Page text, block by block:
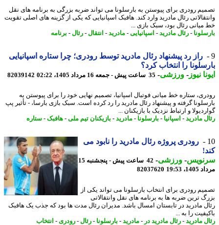
رودری برای پیوستن به بارسلونا می تواند ضربه بزرگی به برنامه های نقل
رئال مادرید وارد کند. هافبک اسپانیایی که یکی از گزینه های اصلی تقویت
رئال بود، سبک بازی ...
-رئال مادرید- اسپانیایی-مادرید- انتقال-رئال -برنامه
راز رد پیشنهاد رئال مادرید توسط رودری؛ چرا ستاره اسپانیایی
را انتخاب کرد؟
نیوز-ورزشی-35 ساعت پیش - جمعه 16 مرداد 1405، 02:22 82039142
ستاره خط میانی فوتبال اسپانیا، تصمیم نهایی خود را برای پیوستن به
گرفته و پیشنهاد رئال مادرید را رد کرده است. سبک بازی بارسا، - تأثیر پپ
و ارتباط نزدیک با بازیکنان ...
مادرید- اسپانیا-بارسلونا-مادرید- بازیکنان تیم ملی -هافبک-ستاره
رودری پروژه رئال مادرید را نابود می
-ورزشی-
42 ساعت پیش - پنجشنبه 15
19:53
82037620
رودری برای انتخاب بارسلونا می تواند یکی از
ترین ضربه ها به برنامه های نقل وانتقالاتی
مادرید در تابستان امسال باشد. مدیران رئال مدت ها بود که جذب یک هافبک
را به ...
مادرید- رئال مادرید در- مادرید- بارسلونا-رئال -رودری- انتخاب